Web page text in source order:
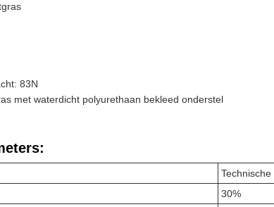
83N
met waterdicht polyurethaan bekleed onderstel
30%